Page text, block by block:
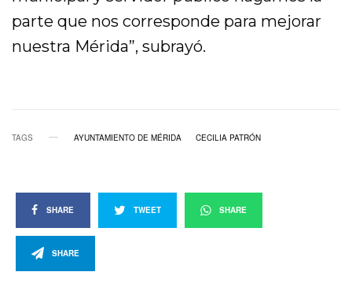
parte que nos corresponde para mejorar
nuestra Mérida”, subrayó.
TAGS AYUNTAMIENTO DE MÉRIDA CECILIA PATRÓN
SHARE TWEET SHARE
SHARE